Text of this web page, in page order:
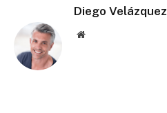
Diego Velázquez
Website